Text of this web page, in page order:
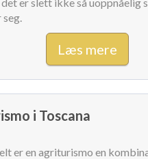
Læs mere
i Toscana
er en agriturismo en